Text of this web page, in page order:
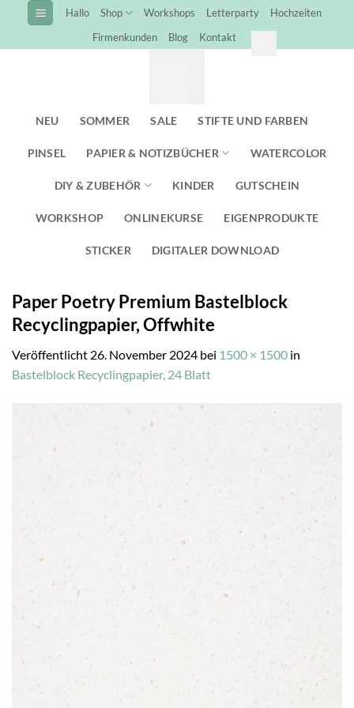
Inhalt
springen
Hallo Shop Workshops Letterparty
Hochzeiten
Firmenkunden
Blog Kontakt
NEU SOMMER SALE STIFTE UND FARBEN
PINSEL PAPIER & NOTIZBÜCHER WATERCOLOR
DIY & ZUBEHÖR KINDER GUTSCHEIN
WORKSHOP ONLINEKURSE EIGENPRODUKTE
STICKER DIGITALER DOWNLOAD
Paper Poetry Premium Bastelblock
Recyclingpapier, Offwhite
Veröffentlicht 26. November 2024 bei 1500 × 1500 in
Bastelblock Recyclingpapier, 24 Blatt